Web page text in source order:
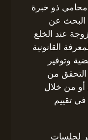
محامي ذو خبرة
البحث عن
عند الخلع
القانونية
وتوفير
التحقق من
أو من خلال
في تقييم
لجلسات